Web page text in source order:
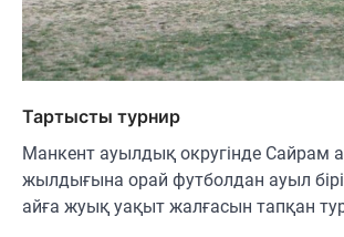
Тартысты турнир
Манкент ауылдық округінде Сайрам
жылдығына орай футболдан ауыл
айға жуық уақыт жалғасын тапқан